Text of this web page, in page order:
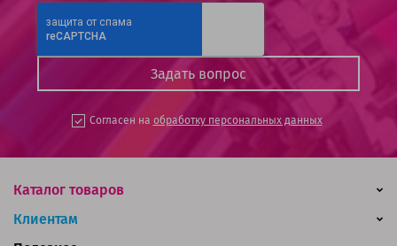
Согласен на обработку персональных данных
Каталог товаров
Клиентам